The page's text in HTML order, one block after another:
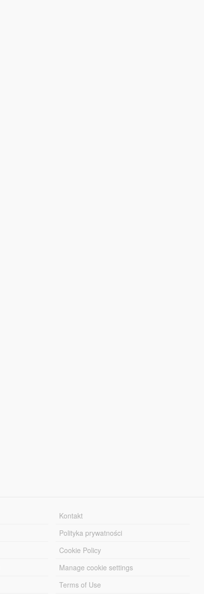
Kontakt
Polityka prywatności
Cookie Policy
Manage cookie settings
Terms of Use